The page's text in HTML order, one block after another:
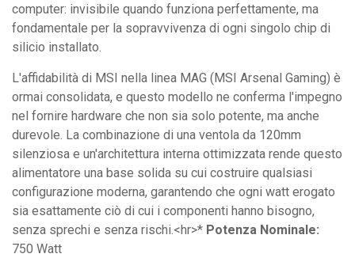
computer: invisibile quando funziona perfettamente, ma
fondamentale per la sopravvivenza di ogni singolo chip di
silicio installato.
L'affidabilità di MSI nella linea MAG (MSI Arsenal Gaming) è
ormai consolidata, e questo modello ne conferma l'impegno
nel fornire hardware che non sia solo potente, ma anche
durevole. La combinazione di una ventola da 120mm
silenziosa e un'architettura interna ottimizzata rende questo
alimentatore una base solida su cui costruire qualsiasi
configurazione moderna, garantendo che ogni watt erogato
sia esattamente ciò di cui i componenti hanno bisogno,
senza sprechi e senza rischi.<hr>* Potenza Nominale:
750 Watt